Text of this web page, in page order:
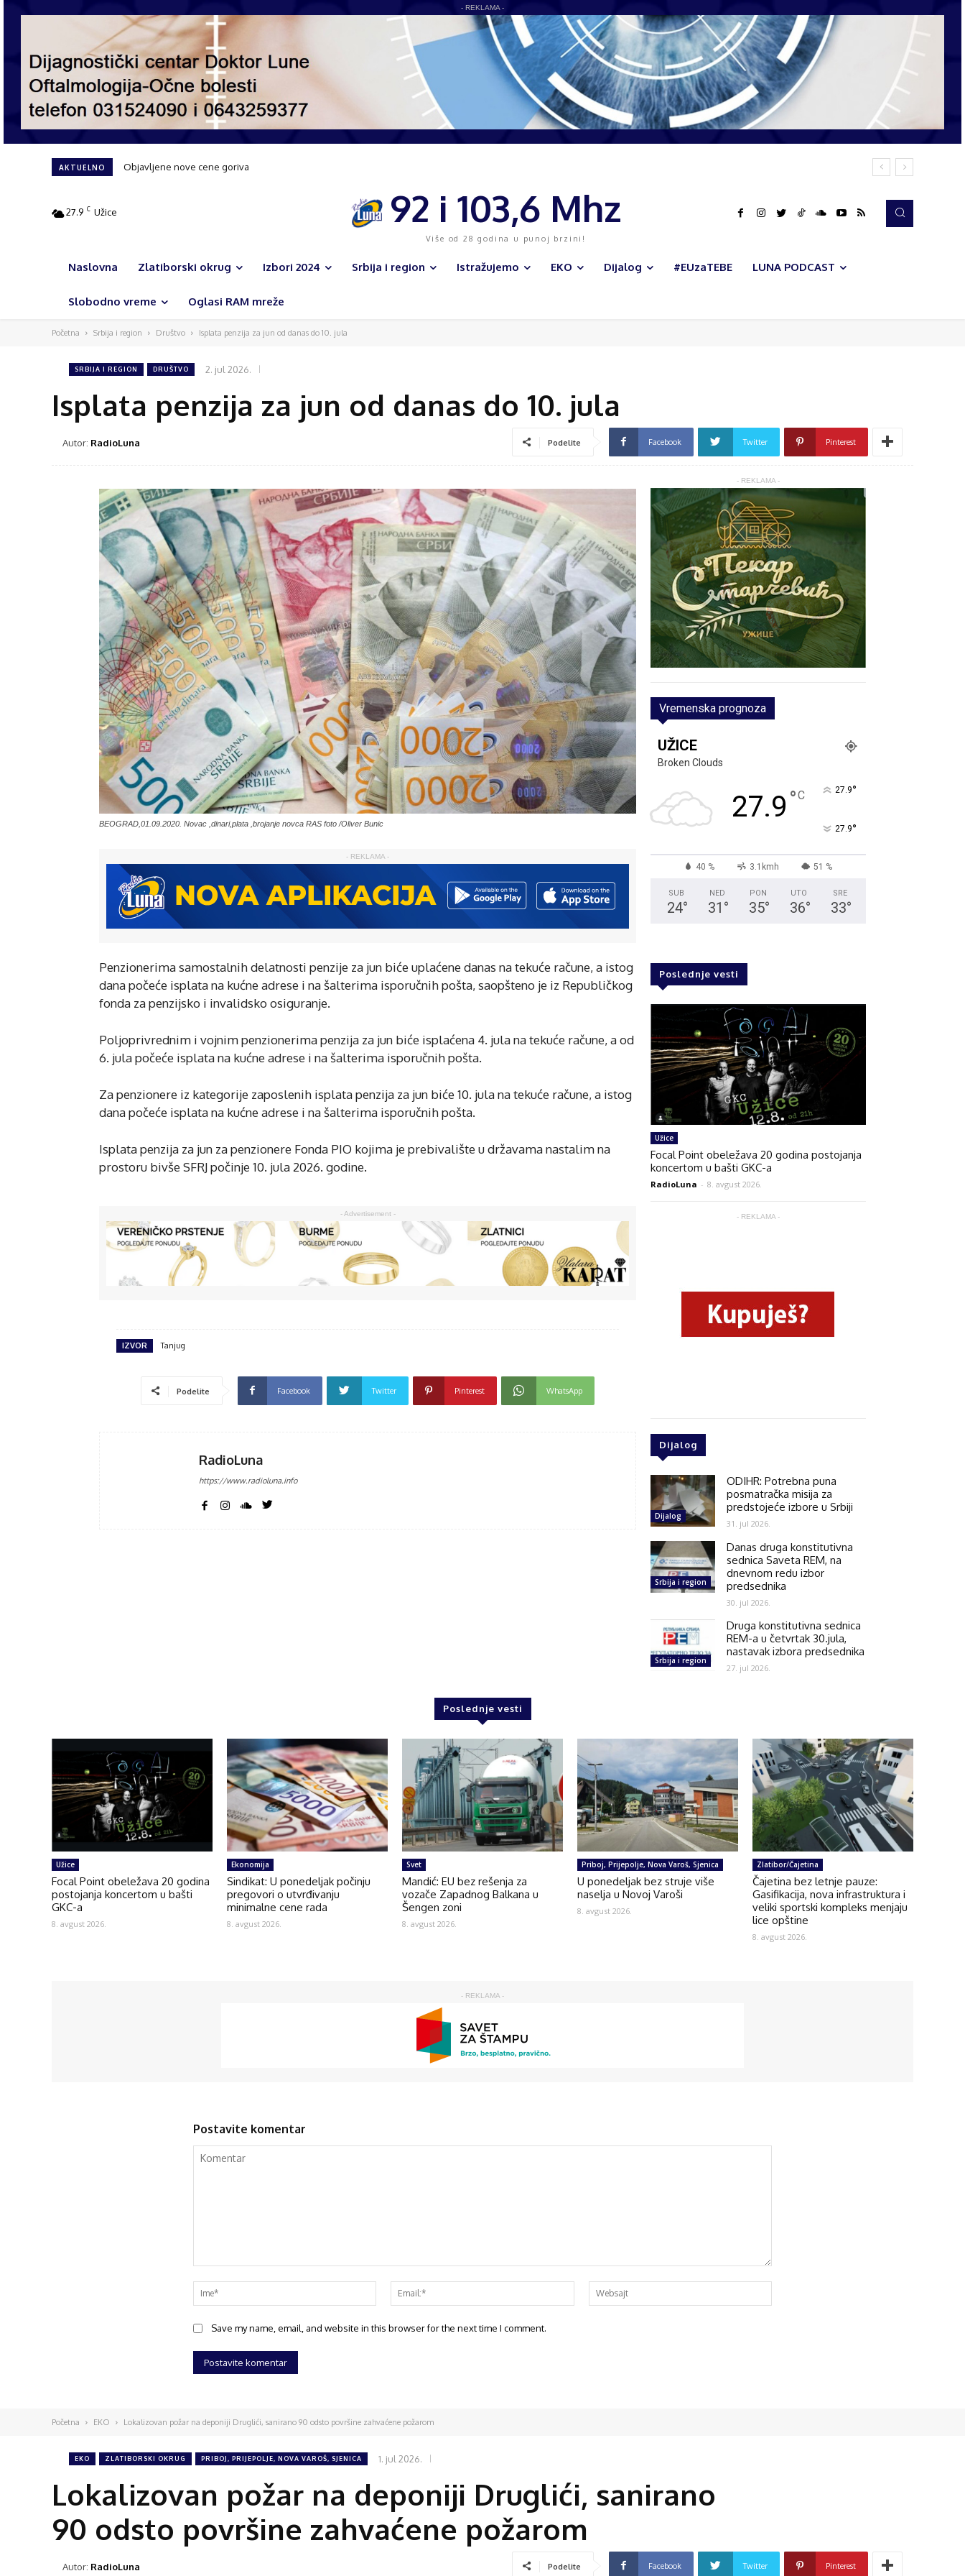
- REKLAMA -
AKTUELNO Objavljene nove cene goriva
27.9 C Užice 92 i 103,6 Mhz
Više od 28 godina u punoj brzini!
Naslovna Zlatiborski okrug Izbori 2024 Srbija i region Istražujemo EKO Dijalog #EUzaTEBE LUNA PODCAST
Slobodno vreme Oglasi RAM mreže
Početna Srbija i region Društvo Isplata penzija za jun od danas do 10. jula
SRBIJA I REGION DRUŠTVO 2. jul 2026.
Isplata penzija za jun od danas do 10. jula
Autor: RadioLuna Podelite Facebook Twitter Pinterest
BEOGRAD,01.09.2020. Novac ,dinari,plata ,brojanje novca RAS foto /Oliver Bunic
- REKLAMA -
Penzionerima samostalnih delatnosti penzije za jun biće uplaćene danas na tekuće račune, a istog
dana počeće isplata na kućne adrese i na šalterima isporučnih pošta, saopšteno je iz Republičkog
fonda za penzijsko i invalidsko osiguranje.
Poljoprivrednim i vojnim penzionerima penzija za jun biće isplaćena 4. jula na tekuće račune, a od
6. jula počeće isplata na kućne adrese i na šalterima isporučnih pošta.
Za penzionere iz kategorije zaposlenih isplata penzija za jun biće 10. jula na tekuće račune, a istog
dana počeće isplata na kućne adrese i na šalterima isporučnih pošta.
Isplata penzija za jun za penzionere Fonda PIO kojima je prebivalište u državama nastalim na
prostoru bivše SFRJ počinje 10. jula 2026. godine.
- Advertisement -
IZVOR Tanjug
Podelite Facebook Twitter Pinterest WhatsApp
RadioLuna
https://www.radioluna.info
- REKLAMA -
Vremenska prognoza
UŽICE
Broken Clouds
27.9 °C 27.9°
27.9°
40 % 3.1kmh 51 %
SUB
24°
NED
31 °
PON
35°
UTO
36°
SRE
33°
Poslednje vesti
Užice
Focal Point obeležava 20 godina postojanja
koncertom u bašti GKC-a
RadioLuna - 8. avgust 2026.
- REKLAMA -
Dijalog
Dijalog
ODIHR: Potrebna puna
posmatračka misija za
predstojeće izbore u Srbiji
31. jul 2026.
Srbija i region
Danas druga konstitutivna
sednica Saveta REM, na
dnevnom redu izbor
predsednika
30. jul 2026.
Srbija i region
Druga konstitutivna sednica
REM-a u četvrtak 30.jula,
nastavak izbora predsednika
27. jul 2026.
Poslednje vesti
Užice
Focal Point obeležava 20 godina
postojanja koncertom u bašti
GKC-a
8. avgust 2026.
Ekonomija
Sindikat: U ponedeljak počinju
pregovori o utvrđivanju
minimalne cene rada
8. avgust 2026.
Svet
Mandić: EU bez rešenja za
vozače Zapadnog Balkana u
Šengen zoni
8. avgust 2026.
Priboj, Prijepolje, Nova Varoš, Sjenica
U ponedeljak bez struje više
naselja u Novoj Varoši
8. avgust 2026.
Zlatibor/Čajetina
Čajetina bez letnje pauze:
Gasifikacija, nova infrastruktura i
veliki sportski kompleks menjaju
lice opštine
8. avgust 2026.
- REKLAMA -
Postavite komentar
Save my name, email, and website in this browser for the next time I comment.